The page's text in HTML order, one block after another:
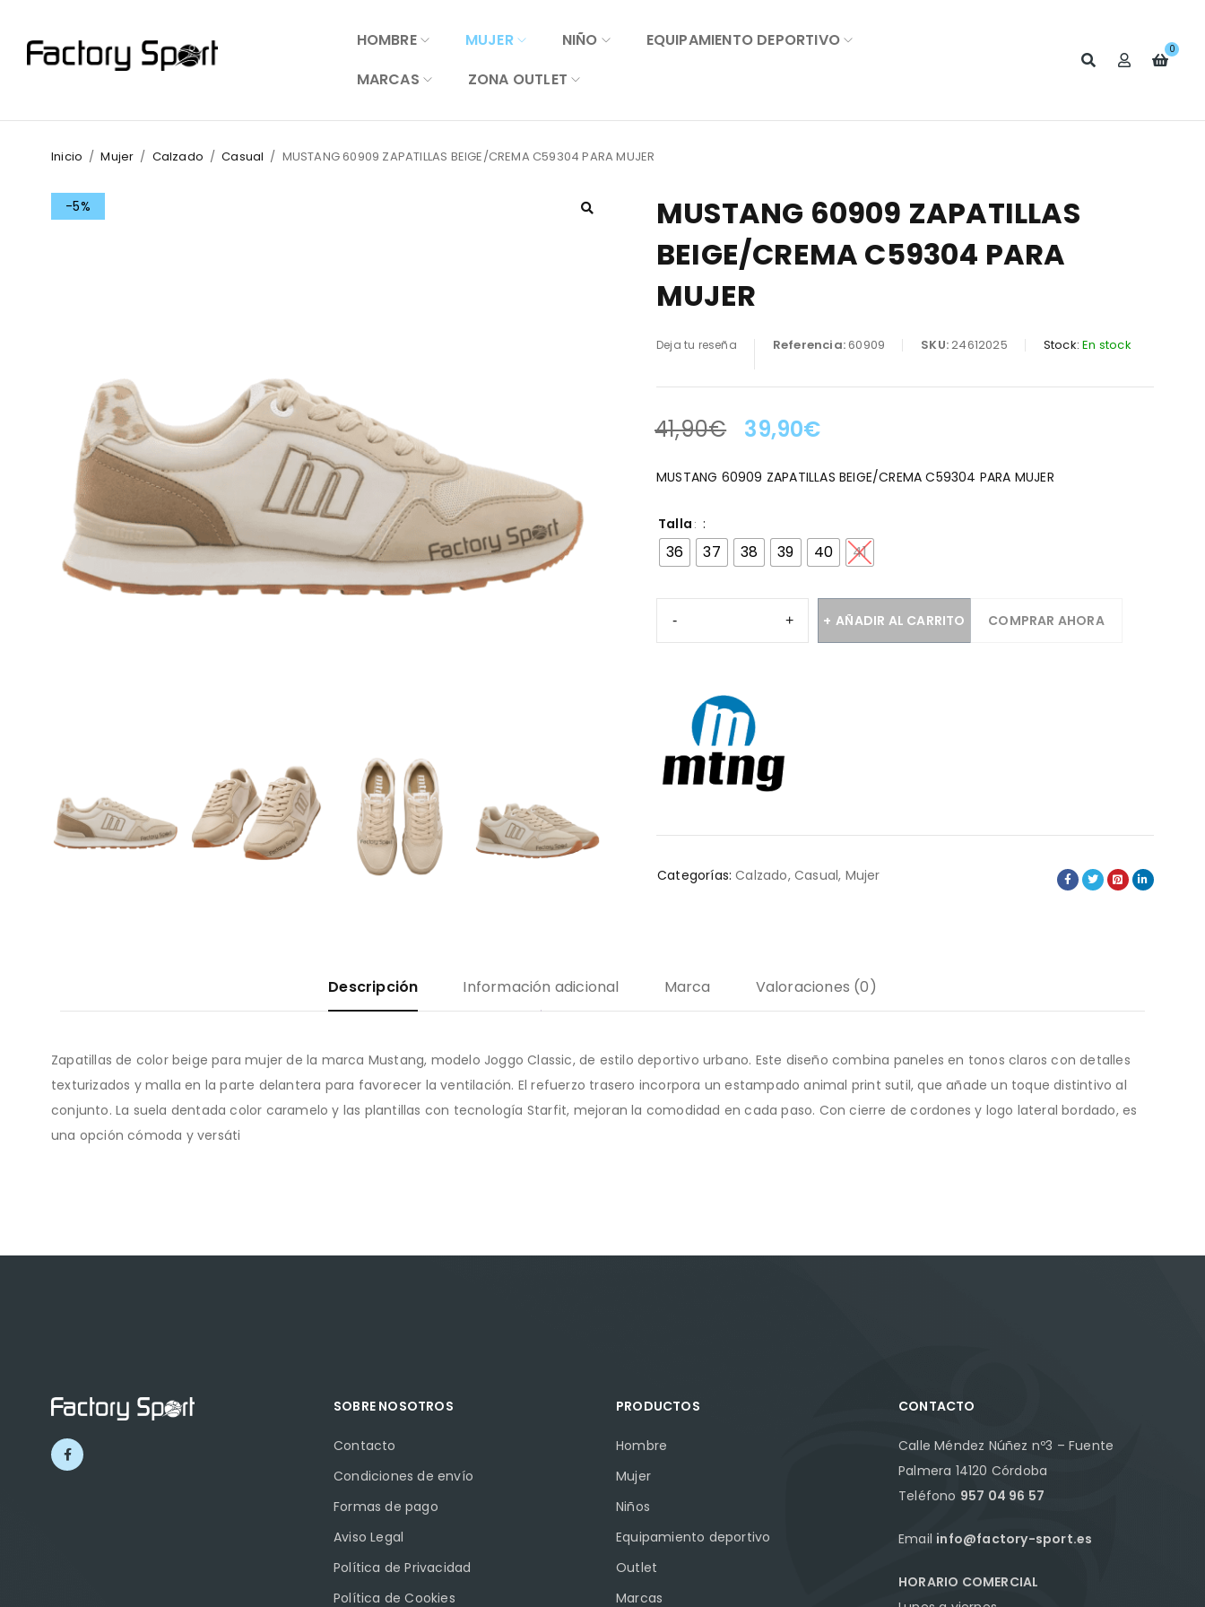
HOMBRE MUJER NIÑO
EQUIPAMIENTO DEPORTIVO
MARCAS
ZONA OUTLET
0
Inicio / Mujer / Calzado / Casual / MUSTANG 60909 ZAPATILLAS BEIGE/CREMA C59304 PARA MUJER
-5%
MUSTANG 60909 ZAPATILLAS
BEIGE/CREMA C59304 PARA
MUJER
Deja tu reseña Referencia:60909 SKU:24612025 Stock: En stock
LA OFERTA TERMINA EN:
41,90€ 39,90€
MUSTANG 60909 ZAPATILLAS BEIGE/CREMA C59304 PARA MUJER
Talla
36 37 38 39 40 41
AÑADIR AL CARRITO COMPRAR AHORA
Categorías: Calzado,Casual, Mujer
Descripción Información adicional Marca Valoraciones (0)
Zapatillas de color beige para mujer de la marca Mustang, modelo Joggo Classic, de estilo deportivo urbano. Este diseño combina paneles en tonos claros con detalles
texturizados y malla en la parte delantera para favorecer la ventilación. El refuerzo trasero incorpora un estampado animal print sutil, que añade un toque distintivo al
conjunto. La suela dentada color caramelo y las plantillas con tecnología Starfit, mejoran la comodidad en cada paso. Con cierre de cordones y logo lateral bordado, es
una opción cómoda y versáti
SOBRE NOSOTROS
Contacto
Condiciones de envío
Formas de pago
Aviso Legal
Política de Privacidad
Política de Cookies
PRODUCTOS
Hombre
Mujer
Niños
Equipamiento deportivo
Outlet
Marcas
CONTACTO
Calle Méndez Núñez nº3 – Fuente
Palmera 14120 Córdoba
Teléfono 957 04 96 57
Email info@factory-sport.es
HORARIO COMERCIAL